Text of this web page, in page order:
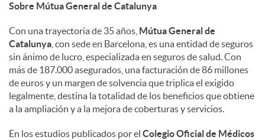
Sobre Mútua General de Catalunya
Con una trayectoria de 35 años, Mútua General de
Catalunya , con sede en Barcelona, es una entidad de seguros
sin ánimo de lucro, especializada en seguros de salud. Con
más de 187.000 asegurados, una facturación de 86 millones
de euros y un margen de solvencia que triplica el exigido
legalmente, destina la totalidad de los beneficios que obtiene
a la ampliación y a la mejora de coberturas y servicios.
En los estudios publicados por el Colegio Oficial de Médicos